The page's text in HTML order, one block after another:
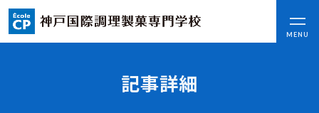
MENU
CLOSE
記事詳細